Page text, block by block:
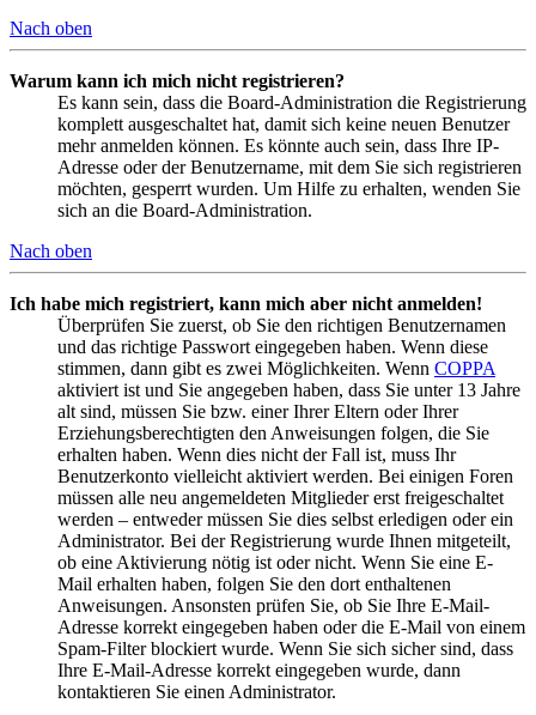
Nach oben
Warum kann ich mich nicht registrieren?
Es kann sein, dass die Board-Administration die Registrierung
komplett ausgeschaltet hat, damit sich keine neuen Benutzer
mehr anmelden können. Es könnte auch sein, dass Ihre IP-
Adresse oder der Benutzername, mit dem Sie sich registrieren
möchten, gesperrt wurden. Um Hilfe zu erhalten, wenden Sie
sich an die Board-Administration.
Nach oben
Ich habe mich registriert, kann mich aber nicht anmelden!
Überprüfen Sie zuerst, ob Sie den richtigen Benutzernamen
und das richtige Passwort eingegeben haben. Wenn diese
stimmen, dann gibt es zwei Möglichkeiten. Wenn COPPA
aktiviert ist und Sie angegeben haben, dass Sie unter 13 Jahre
alt sind, müssen Sie bzw. einer Ihrer Eltern oder Ihrer
Erziehungsberechtigten den Anweisungen folgen, die Sie
erhalten haben. Wenn dies nicht der Fall ist, muss Ihr
Benutzerkonto vielleicht aktiviert werden. Bei einigen Foren
müssen alle neu angemeldeten Mitglieder erst freigeschaltet
werden – entweder müssen Sie dies selbst erledigen oder ein
Administrator. Bei der Registrierung wurde Ihnen mitgeteilt,
ob eine Aktivierung nötig ist oder nicht. Wenn Sie eine E-
Mail erhalten haben, folgen Sie den dort enthaltenen
Anweisungen. Ansonsten prüfen Sie, ob Sie Ihre E-Mail-
Adresse korrekt eingegeben haben oder die E-Mail von einem
Spam-Filter blockiert wurde. Wenn Sie sich sicher sind, dass
Ihre E-Mail-Adresse korrekt eingegeben wurde, dann
kontaktieren Sie einen Administrator.